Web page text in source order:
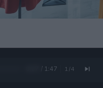
0:28 / 1:47 1 /4